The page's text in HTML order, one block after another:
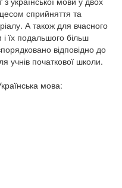
сприйняття та
А також для вчасного
їх подальшого більш
відповідно до
учнів початкової школи.
мова: